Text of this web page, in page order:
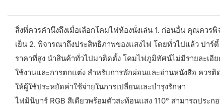
สิ่งที่ควรคำนึงถึงเมื่อเลือกโคมไฟห้องนั่งเล่น 1. ก่อนอื่น คุณคว
เย็น 2. พิจารณาถึงประสิทธิภาพของแสงไฟ โดยทั่วไปแล้ว ปาร์
ราคาที่สูง นำสินค้าทั่วไปมาติดตั้ง โคมไฟภูมิทัศน์ไม่มีรายละเอี
ใช้งานและการตกแต่ง สำหรับการพักผ่อนและอ่านหนังสือ คว
ให้ผู้ใช้ประหยัดค่าใช้จ่ายในการเปลี่ยนและบำรุงรักษา
ไฟมินิบาร์ RGB สีเดียวพร้อมตัวสะท้อนแสง 110° สามารถประ